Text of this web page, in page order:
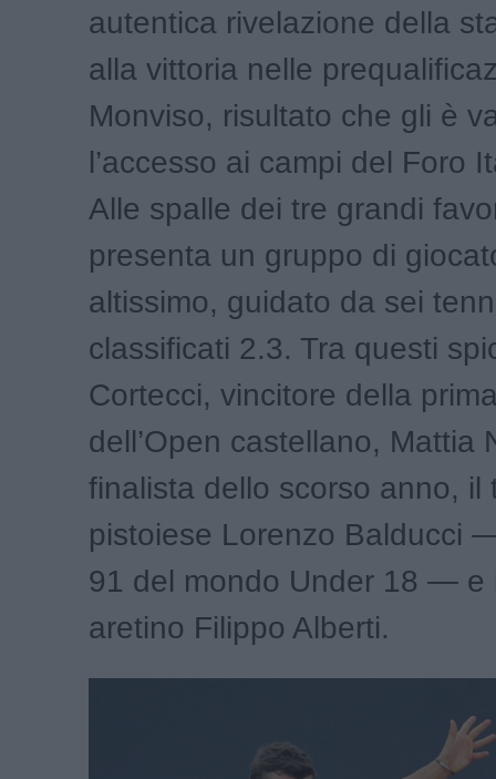
autentica rivelazione della
alla vittoria nelle
Monviso, risultato che gli è
l’accesso ai campi del Foro
Alle spalle dei tre grandi
presenta un gruppo di
altissimo, guidato da sei
classificati 2.3. Tra questi
Cortecci, vincitore della
dell’Open castellano, Mattia
finalista dello scorso anno, il
pistoiese Lorenzo Balducci
91 del mondo Under 18 — e
aretino Filippo Alberti.